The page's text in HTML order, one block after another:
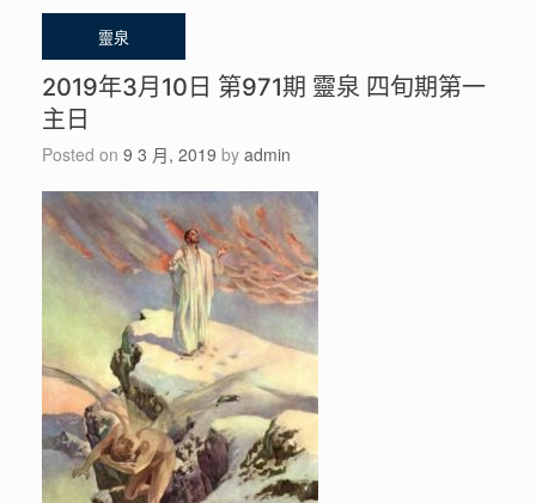
2019年3月10日 第971期 靈泉 四旬期第一
主日
Posted on 9 3 月, 2019 by admin